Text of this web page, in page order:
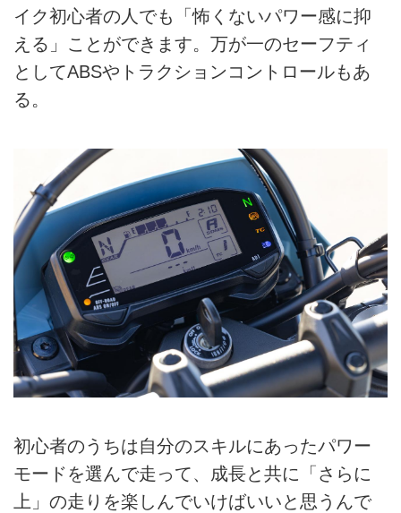
イク初心者の人でも「怖くないパワー感に抑
える」ことができます。万が一のセーフティ
としてABSやトラクションコントロールもあ
る。
初心者のうちは自分のスキルにあったパワー
モードを選んで走って、成長と共に「さらに
上」の走りを楽しんでいけばいいと思うんで